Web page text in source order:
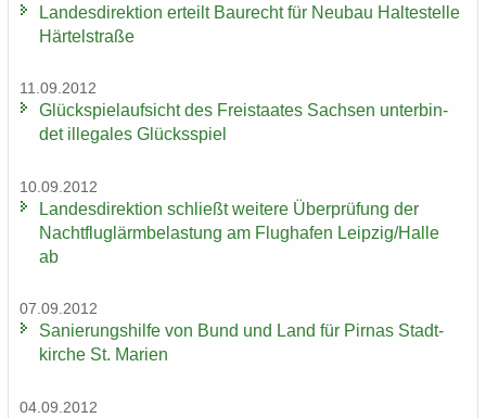
Lan­des­di­rek­ti­on er­teilt Bau­recht für Neu­bau Hal­te­stel­le
Här­tel­stra­ße
11.09.2012
Glück­spiel­auf­sicht des Frei­staa­tes Sach­sen un­ter­bin­
det il­le­ga­les Glücks­spiel
10.09.2012
Lan­des­di­rek­ti­on schließt wei­te­re Über­prü­fung der
Nacht­flug­lärm­be­las­tung am Flug­ha­fen Leip­zig/Halle
ab
07.09.2012
Sa­nie­rungs­hil­fe von Bund und Land für Pirnas Stadt­
kir­che St. Ma­ri­en
04.09.2012